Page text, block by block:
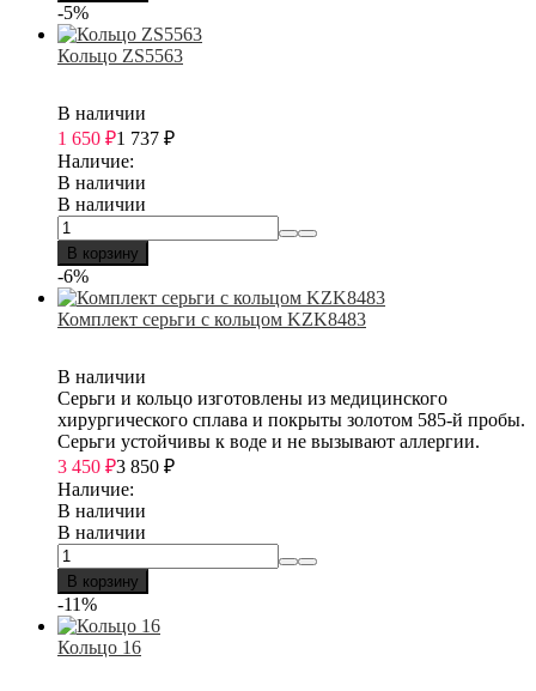
-5%
Кольцо ZS5563
В наличии
1 650 ₽1 737 ₽
Наличие:
В наличии
В наличии
В корзину
-6%
Комплект серьги с кольцом KZK8483
В наличии
Серьги и кольцо изготовлены из медицинского
хирургического сплава и покрыты золотом 585-й пробы.
Серьги устойчивы к воде и не вызывают аллергии.
3 450 ₽3 850 ₽
Наличие:
В наличии
В наличии
В корзину
-11%
Кольцо 16